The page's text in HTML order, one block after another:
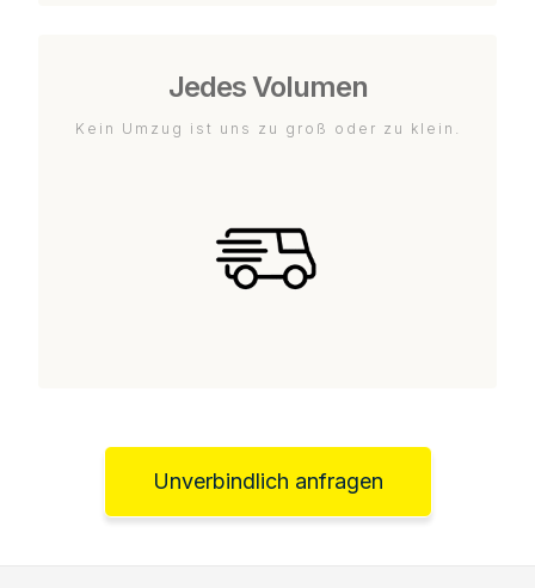
Jedes Volumen
Kein Umzug ist uns zu groß oder zu klein.
Unverbindlich anfragen